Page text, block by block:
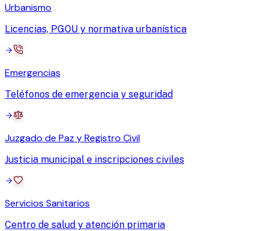
Urbanismo
Licencias, PGOU y normativa urbanística
Emergencias
Teléfonos de emergencia y seguridad
Juzgado de Paz y Registro Civil
Justicia municipal e inscripciones civiles
Servicios Sanitarios
Centro de salud y atención primaria